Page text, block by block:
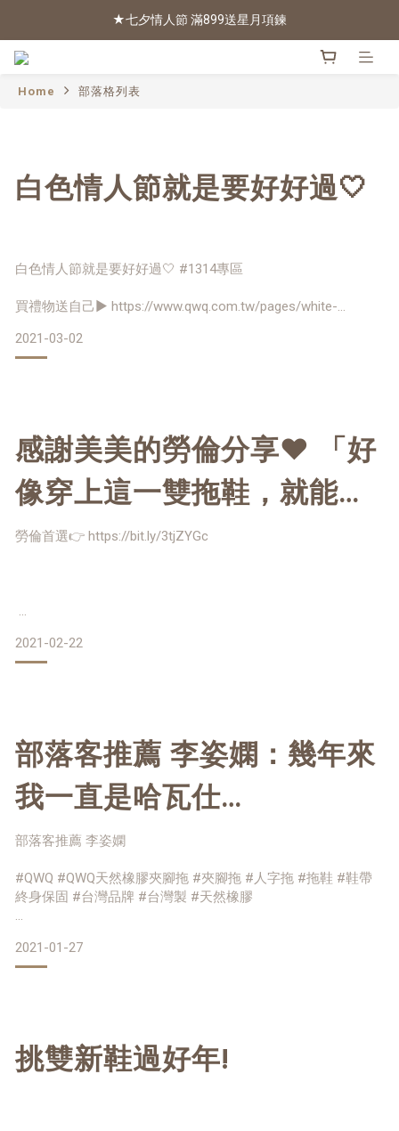
2026新色上市 | 快看
★七夕情人節 滿899送星月項鍊
Home 部落格列表
白色情人節就是要好好過🤍
白色情人節就是要好好過🤍 #1314專區
買禮物送自己▶ https://www.qwq.com.tw/pages/white-
✨閃閃惹人愛 作自己的最佳情人
💬衛星石/圓面小一下鑽組合，限時2雙$1314
單顆就能體現女性的氣質與優雅
#擁有永恆的魅力
#QWQ #QWQ天然橡膠夾腳拖鞋 #夾腳拖 #人字拖 #拖鞋 #鞋
帶保固 #天然橡膠 #台灣製 #新年 #春節 #紅包 #福袋 #台灣品
2021-03-02
感謝美美的勞倫分享♥ 「好
像穿上這一雙拖鞋，就能夠
充滿勇氣獨自旅行、行走冒
😍」
勞倫首選👉 https://bit.ly/3tjZYGc
但天然的才可以柔韌、有彈性！
鞋底設計止滑溝槽，可以耐磨、防水💧
更多分享與穿搭看這裡→ https://www.instagram.com/p/CJKT-
2021-02-22
部落客推薦 李姿嫻：幾年來
我一直是哈瓦仕
(Havaianas) 人字拖的愛好
者，不過每雙拖鞋最後的下
場都是鞋帶斷掉收場
部落客推薦 李姿嫻
#QWQ #QWQ天然橡膠夾腳拖 #夾腳拖 #人字拖 #拖鞋 #鞋帶
終身保固 #台灣品牌 #台灣製 #天然橡膠
想，設計出完美包覆舒適好走款式，鞋帶柔軟度高，厚薄度度
剛剛好，從側面看就能一目了然
2021-01-27
挑雙新鞋過好年!